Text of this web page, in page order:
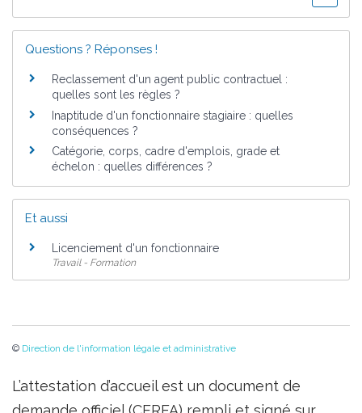
Questions ? Réponses !
Reclassement d'un agent public contractuel :
quelles sont les règles ?
Inaptitude d'un fonctionnaire stagiaire : quelles
conséquences ?
Catégorie, corps, cadre d'emplois, grade et
échelon : quelles différences ?
Et aussi
Licenciement d'un fonctionnaire
Travail - Formation
© Direction de l'information légale et administrative
L’attestation d’accueil est un document de